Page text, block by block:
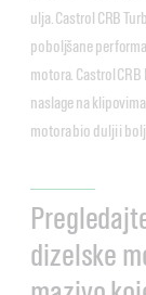
ulja. Castrol CRB
poboljšane
motora. Castrol
naslage na
motora bio dulji i
dizelske